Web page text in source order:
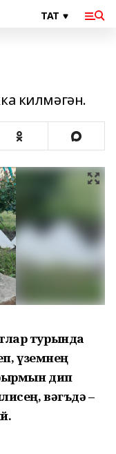
килмәгән.
турында
үземнең
дип
вәгъдә –